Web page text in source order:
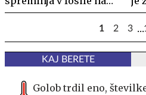
štirih kolesih
1 2 3 ...
KAJ BERETE
Golob trdil eno,